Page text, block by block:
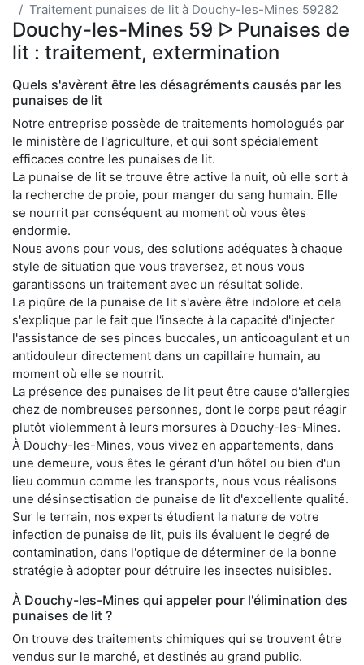
Traitement punaises de lit à Douchy-les-Mines 59282
Douchy-les-Mines 59 ᐅ Punaises de
lit : traitement, extermination
Quels s'avèrent être les désagréments causés par les
punaises de lit
Notre entreprise possède de traitements homologués par
le ministère de l'agriculture, et qui sont spécialement
efficaces contre les punaises de lit.
La punaise de lit se trouve être active la nuit, où elle sort à
la recherche de proie, pour manger du sang humain. Elle
se nourrit par conséquent au moment où vous êtes
endormie.
Nous avons pour vous, des solutions adéquates à chaque
style de situation que vous traversez, et nous vous
garantissons un traitement avec un résultat solide.
La piqûre de la punaise de lit s'avère être indolore et cela
s'explique par le fait que l'insecte à la capacité d'injecter
l'assistance de ses pinces buccales, un anticoagulant et un
antidouleur directement dans un capillaire humain, au
moment où elle se nourrit.
La présence des punaises de lit peut être cause d'allergies
chez de nombreuses personnes, dont le corps peut réagir
plutôt violemment à leurs morsures à Douchy-les-Mines.
À Douchy-les-Mines, vous vivez en appartements, dans
une demeure, vous êtes le gérant d'un hôtel ou bien d'un
lieu commun comme les transports, nous vous réalisons
une désinsectisation de punaise de lit d'excellente qualité.
Sur le terrain, nos experts étudient la nature de votre
infection de punaise de lit, puis ils évaluent le degré de
contamination, dans l'optique de déterminer de la bonne
stratégie à adopter pour détruire les insectes nuisibles.
À Douchy-les-Mines qui appeler pour l'élimination des
punaises de lit ?
On trouve des traitements chimiques qui se trouvent être
vendus sur le marché, et destinés au grand public.